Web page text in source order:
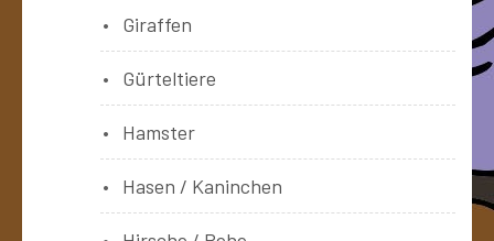
Giraffen
Gürteltiere
Hamster
Hasen / Kaninchen